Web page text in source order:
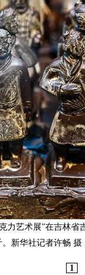
艺术展”在吉林省
新华社记者许畅 摄
1